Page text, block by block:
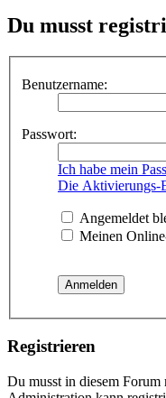
Du musst
Benutzername:
Passwort:
Ich habe mein
Die Aktivierungs-
Angemeldet
Meinen
Registrieren
Du musst in diesem